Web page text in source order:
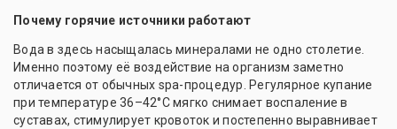
Почему горячие источники работают
Вода в здесь насыщалась минералами не одно столетие.
Именно поэтому её воздействие на организм заметно
отличается от обычных spa-процедур. Регулярное купание
при температуре 36–42°C мягко снимает воспаление в
суставах, стимулирует кровоток и постепенно выравнивает